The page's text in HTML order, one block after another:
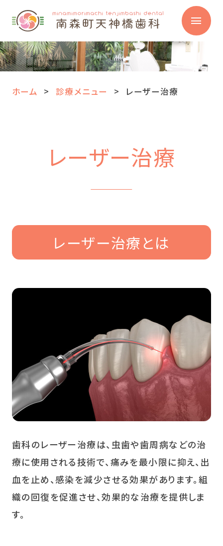
ホーム 診療メニュー レーザー治療
レーザー治療
レーザー治療とは
歯科のレーザー治療は、虫歯や歯周病などの治
療に使用される技術で、痛みを最小限に抑え、出
血を止め、感染を減少させる効果があります。組
織の回復を促進させ、効果的な治療を提供しま
す。